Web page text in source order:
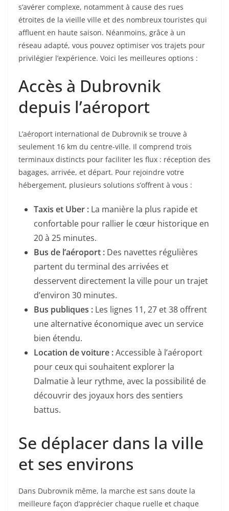
s’avérer complexe, notamment à cause des rues
étroites de la vieille ville et des nombreux touristes qui
affluent en haute saison. Néanmoins, grâce à un
réseau adapté, vous pouvez optimiser vos trajets pour
privilégier l’expérience. Voici les meilleures options :
Accès à Dubrovnik
depuis l’aéroport
L’aéroport international de Dubrovnik se trouve à
seulement 16 km du centre-ville. Il comprend trois
terminaux distincts pour faciliter les flux : réception des
bagages, arrivée, et départ. Pour rejoindre votre
hébergement, plusieurs solutions s’offrent à vous :
Taxis et Uber : La manière la plus rapide et
confortable pour rallier le cœur historique en
20 à 25 minutes.
Bus de l’aéroport : Des navettes régulières
partent du terminal des arrivées et
desservent directement la ville pour un trajet
d’environ 30 minutes.
Bus publiques : Les lignes 11, 27 et 38 offrent
une alternative économique avec un service
bien étendu.
Location de voiture :Accessible à l’aéroport
pour ceux qui souhaitent explorer la
Dalmatie à leur rythme, avec la possibilité de
découvrir des joyaux hors des sentiers
battus.
Se déplacer dans la ville
et ses environs
Dans Dubrovnik même, la marche est sans doute la
meilleure façon d’apprécier chaque ruelle et chaque